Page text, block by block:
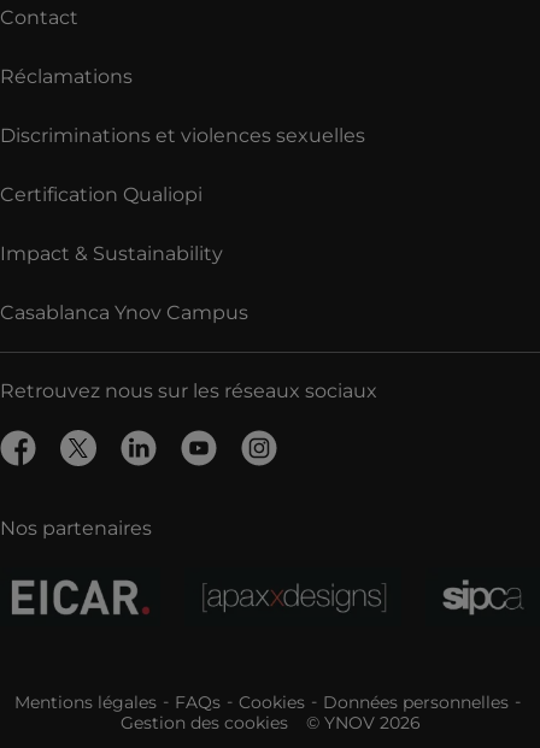
Contact
Réclamations
Discriminations et violences sexuelles
Certification Qualiopi
Impact & Sustainability
Casablanca Ynov Campus
Retrouvez nous sur les réseaux sociaux
Nos partenaires
Mentions légales FAQs Cookies
Données personnelles
Gestion des cookies
© YNOV 2026